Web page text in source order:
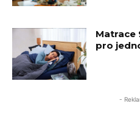
Matrace
pro
-